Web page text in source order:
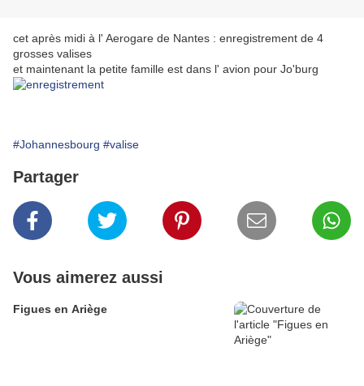
cet après midi à l' Aerogare de Nantes : enregistrement de 4
grosses valises
et maintenant la petite famille est dans l' avion pour Jo'burg
#Johannesbourg #valise
Partager
Vous aimerez aussi
Figues en Ariège